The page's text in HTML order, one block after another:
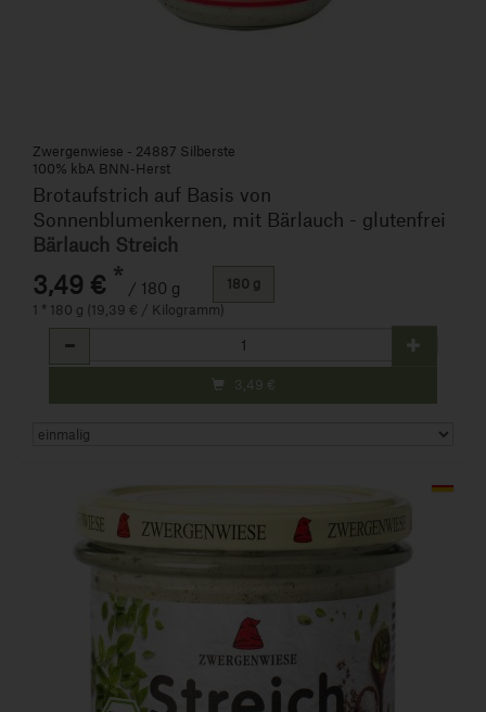
Zwergenwiese - 24887 Silberste
100% kbA BNN-Herst
Brotaufstrich auf Basis von
Sonnenblumenkernen, mit Bärlauch - glutenfrei
Bärlauch Streich
3,49 € * / 180 g
1 * 180 g (19,39 € / Kilogramm)
180 g
Anzahl
3,49 €